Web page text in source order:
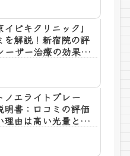
イビキクリニック」
を解説！新宿院の評
ーザー治療の効果を
ノエライトプレー
明書：口コミの評価
理由は高い光量と調